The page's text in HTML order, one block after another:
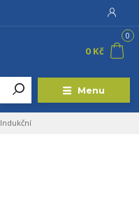
Menu
0
0 Kč
Indukční